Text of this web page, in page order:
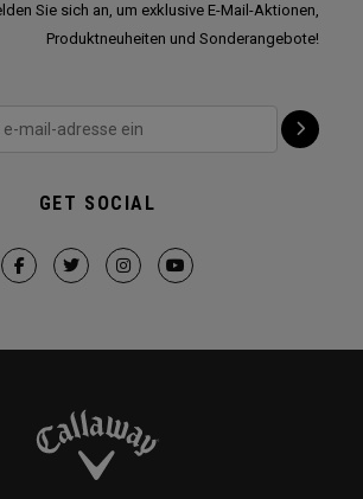
Sie sich an, um exklusive E-Mail-Aktionen,
Produktneuheiten und Sonderangebote!
GET SOCIAL